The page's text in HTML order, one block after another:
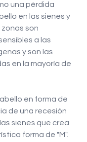
una pérdida
en las sienes y
zonas son
a las
y son las
en la mayoría de
en forma de
de una recesión
sienes que crea
forma de "M".